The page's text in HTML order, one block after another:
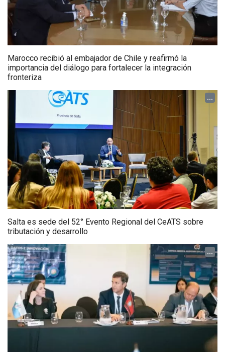
Marocco recibió al embajador de Chile y reafirmó la
importancia del diálogo para fortalecer la integración
fronteriza
...
Salta es sede del 52° Evento Regional del CeATS sobre
tributación y desarrollo
...